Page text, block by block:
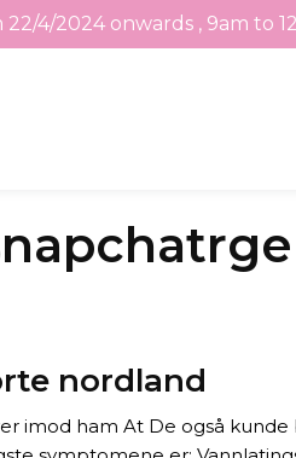
22/4/2024 onwards , 9am to
nordland
imod ham At De også